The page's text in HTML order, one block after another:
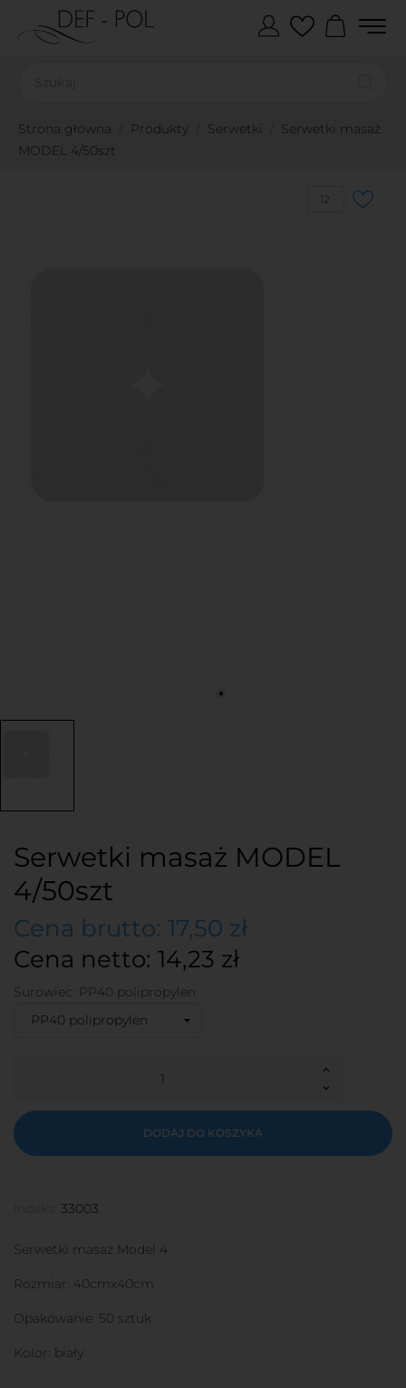
Strona główna Produkty Serwetki
Serwetki masaż
MODEL 4/50szt
12
Serwetki masaż MODEL
4/50szt
Cena brutto: 17,50 zł
Cena netto: 14,23 zł
Surowiec: PP40 polipropylen
DODAJ DO KOSZYKA
33003
Serwetki masaż Model 4
Rozmiar: 40cmx40cm
Opakowanie: 50 sztuk
Kolor: biały